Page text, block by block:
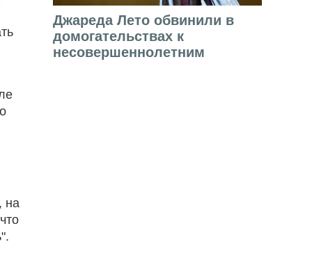
Джареда Лето обвинили в
домогательствах к
несовершеннолетним
на